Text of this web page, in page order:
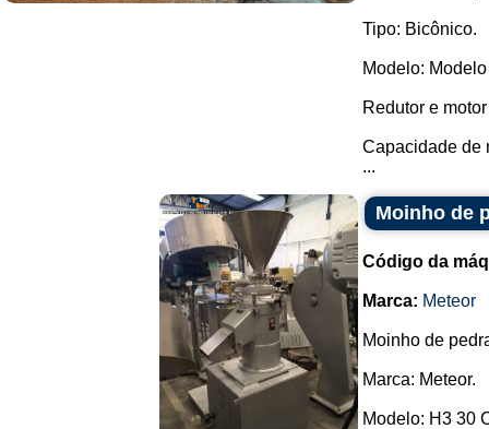
Tipo: Bicônico.
Modelo:
Redutor e
Capacidade de
...
Moinho de
Código da
Marca: Meteor
Moinho de
Marca: Meteor.
Modelo: H3 30